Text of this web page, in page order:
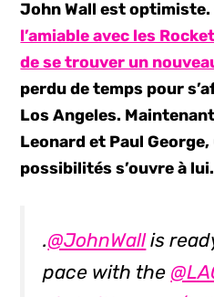
John Wall est optimiste.
l’amiable avec les
de se trouver un
perdu de temps pour
Los Angeles.
Leonard et Paul George,
possibilités s’ouvre à lui.
.@JohnWallis
pace with the